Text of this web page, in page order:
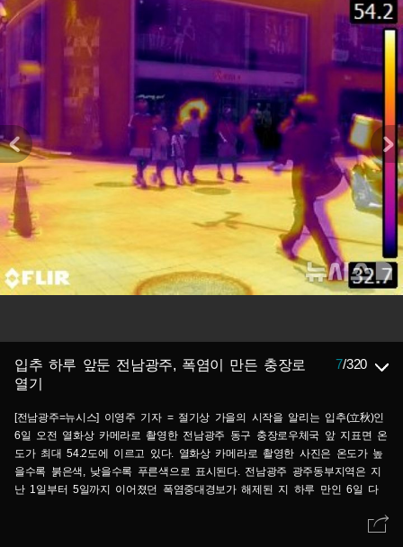
입추 하루 앞둔 전남광주, 폭염이 만든 충장로
열기
7/320
[전남광주=뉴시스] 이영주 기자 = 절기상 가을의 시작을 알리는 입추(立秋)인
6일 오전 열화상 카메라로 촬영한 전남광주 동구 충장로우체국 앞 지표면 온
도가 최대 54.2도에 이르고 있다. 열화상 카메라로 촬영한 사진은 온도가 높
을수록 붉은색, 낮을수록 푸른색으로 표시된다. 전남광주 광주동부지역은 지
난 1일부터 5일까지 이어졌던 폭염중대경보가 해제된 지 하루 만인 6일 다